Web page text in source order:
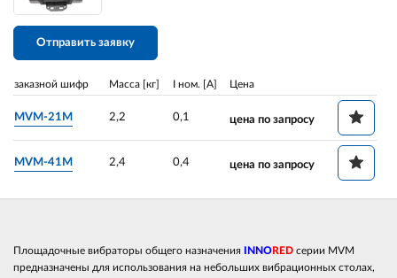
Отправить заявку
заказной шифр Масса [кг] I ном. [A] Цена
MVM-21M 2,2 0,1 цена по запросу
MVM-41M 2,4 0,4 цена по запросу
Площадочные вибраторы общего назначения INNORED серии MVM
предназначены для использования на небольших вибрационных столах,